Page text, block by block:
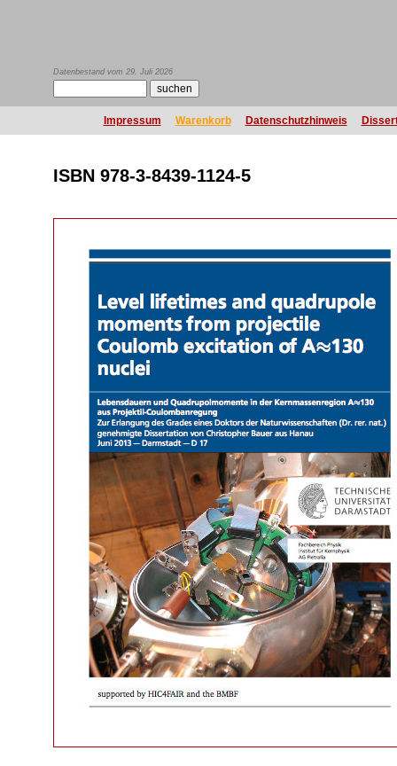
Datenbestand vom 29. Juli 2026
Impressum Warenkorb Datenschutzhinweis
ISBN 978-3-8439-1124-5